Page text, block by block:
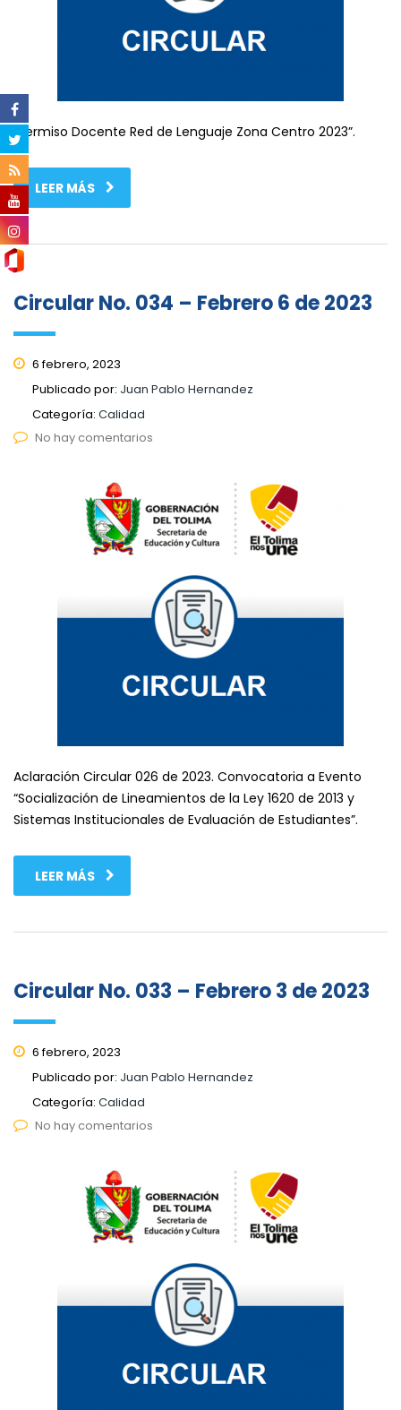
“Permiso Docente Red de Lenguaje Zona Centro 2023”.
LEER MÁS
Circular No. 034 – Febrero 6 de 2023
6 febrero, 2023
Publicado por: Juan Pablo Hernandez
Categoría: Calidad
No hay comentarios
Aclaración Circular 026 de 2023. Convocatoria a Evento
“Socialización de Lineamientos de la Ley 1620 de 2013 y
Sistemas Institucionales de Evaluación de Estudiantes”.
LEER MÁS
Circular No. 033 – Febrero 3 de 2023
6 febrero, 2023
Publicado por: Juan Pablo Hernandez
Categoría: Calidad
No hay comentarios